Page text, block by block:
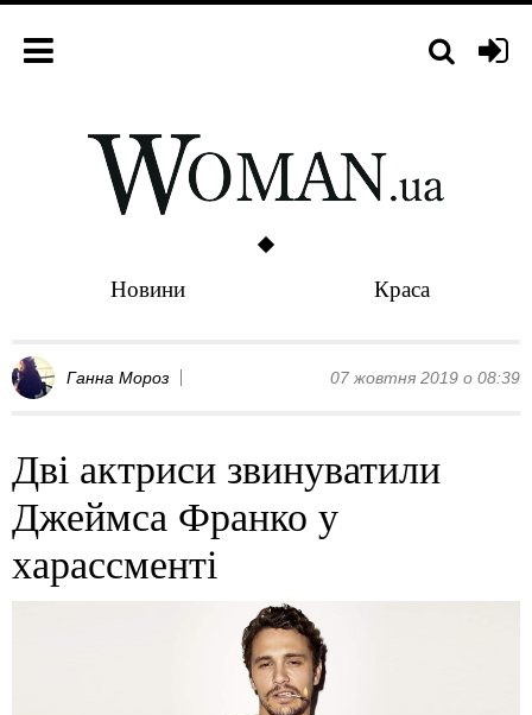
Новини Краса
Ганна Мороз 07 жовтня 2019 о 08:39
Дві актриси звинуватили
Джеймса Франко у
харассменті